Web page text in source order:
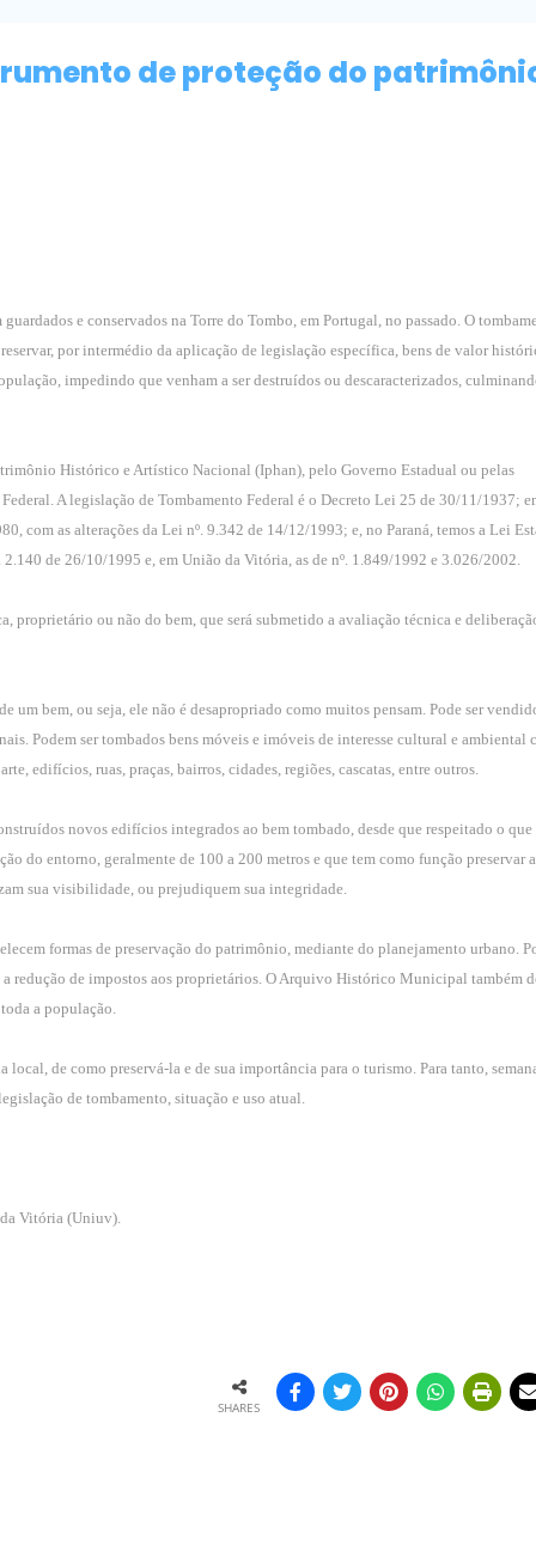
de proteção do
e conservados na Torre do Tombo, em Portugal, no passado. O
por intermédio da aplicação de legislação específica, bens de valor
impedindo que venham a ser destruídos ou descaracterizados,
Histórico e Artístico Nacional (Iphan), pelo Governo Estadual ou pelas
A legislação de Tombamento Federal é o Decreto Lei 25 de 30/11/1937;
com as alterações da Lei nº. 9.342 de 14/12/1993; e, no Paraná, temos a Lei
de 26/10/1995 e, em União da Vitória, as de nº. 1.849/1992 e 3.026/2002.
proprietário ou não do bem, que será submetido a avaliação técnica e
um bem, ou seja, ele não é desapropriado como muitos pensam. Pode ser
Podem ser tombados bens móveis e imóveis de interesse cultural e ambiental
edifícios, ruas, praças, bairros, cidades, regiões, cascatas, entre outros.
novos edifícios integrados ao bem tombado, desde que respeitado o
do entorno, geralmente de 100 a 200 metros e que tem como função preservar a
sua visibilidade, ou prejudiquem sua integridade.
formas de preservação do patrimônio, mediante do planejamento urbano.
redução de impostos aos proprietários. O Arquivo Histórico Municipal também
a população.
de como preservá-la e de sua importância para o turismo. Para tanto,
de tombamento, situação e uso atual.
Vitória (Uniuv).
SHARES